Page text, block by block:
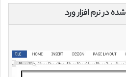
در نرم افزار ورد